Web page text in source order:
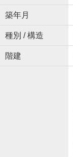
築年月
種別 / 構造
階建